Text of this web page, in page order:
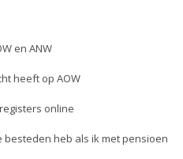
en ANW
heeft op AOW
online
besteden heb als ik met pensioen